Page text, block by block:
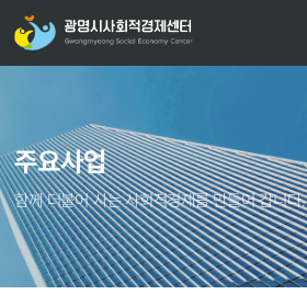
주요사업
함께 더불어 사는 사회적경제를 만들어 갑니다.